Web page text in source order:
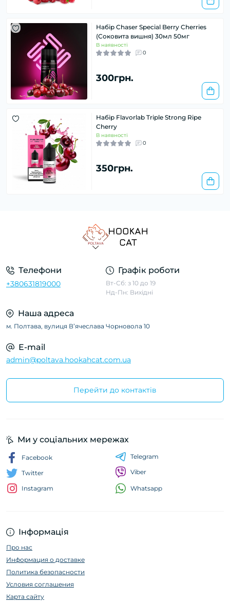
Набір Chaser Special Berry Cherries
(Соковита вишня) 30мл 50мг
В наявності
0
300грн.
Набір Flavorlab Triple Strong Ripe
Cherry
В наявності
0
350грн.
Телефони
+380631819000
Графік роботи
Вт-Сб: з 10 до 19
Нд-Пн: Вихідні
Наша адреса
м. Полтава, вулиця Вʼячеслава Чорновола 10
E-mail
admin@poltava.hookahcat.com.ua
Перейти до контактів
Інформація
Про нас
Информация о доставке
Политика безопасности
Условия соглашения
Карта сайту
Ми у соціальних мережах
Facebook
Twitter
Instagram
Telegram
Viber
Whatsapp